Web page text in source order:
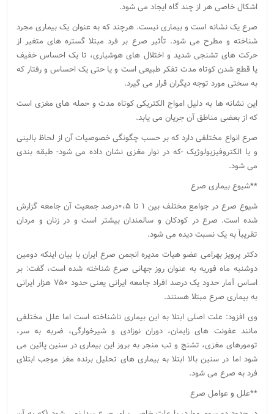
اشکال خاصی هر از چند گاه ایجاد می شود.
صرع یک نشانه است و بیماری نیست. هرچند که به عنوان یک بیماری مجرد
شناخته و مطرح می شود. تأثیر صرع بر فرد مبتلا گستره های متغیر از
حرکت های تشنجی شدید و اختلال های هوشیاری، تا یک احساس خفیف
یا قطع شدن کوتاه مدت تفکر طبیعی است و یا حتی یک احساس و رفتار که
به سختی مورد توجه دیگران قرار می گیرد.
این نشانه ها به دلیل امواج الکتریکی کوتاه مدت و حمله های مغزی است
که از بعضی مناطق آن جریان می یابد.
صرع انواع مختلفی دارد که بر حسب چگونگی خصوصیات آن از لحاظ بالینی
و یا الکتروفیزیولوژیک -که در نوار مغزی نشان داده می شود- طبقه بندی
می شود.
**شیوع بیماری صرع
شیوع صرع در جوامع مختلف بین ۱ تا ۰،۵درصد جمعیت آن جامعه گزارش
شده است. صرع در کودکان و سالمندان بیشتر است و در زنان و مردان
تقریباً به یک نسبت دیده می شود.
دکتر پرویز بهرامی عضو هیات مدیره انجمن صرع ایران با بیان اینکه دومین
دوشنبه ماه فوریه به عنوان روز جهانی صرع شناخته شده است، گفت: بر
اساس آمار حدود یک درصد افراد جامعه ایرانی یعنی حدود ۷۵۰ هزار ایرانی
به بیماری صرع مبتلا هستند.
وی افزود: علت اصلی ابتلا به این بیماری ناشناخته است اما علل مختلفی
مانند عفونت های زایمان، دوران نوزادی و شیرخوارگی، ضربه به سر،
تومورهای مغزی، تشنج و تب منجر به بروز این بیماری در سنین پائین می
شود اما در سنین بالا ابتلا به بیماری های تحلیل برنده مغز موجب ابتلای
فرد به صرع می شود.
**علل و عوامل صرع